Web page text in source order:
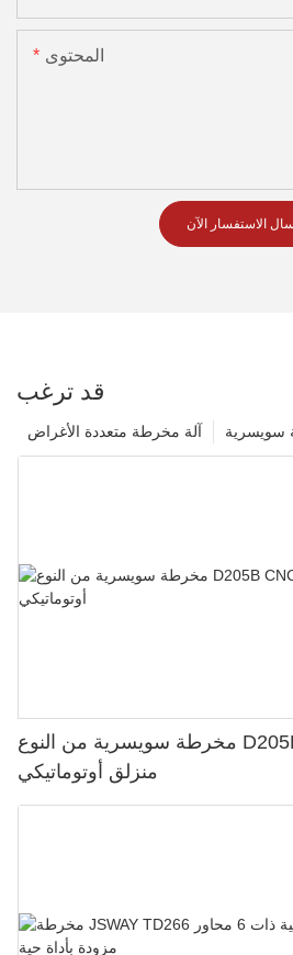
المحتوى
الاستفسار الآن
قد ترغب
سويسرية آلة مخرطة متعددة الأغراض
مخرطة سويسرية من النوع D205B CNC ذات رأس
منزلق أوتوماتيكي